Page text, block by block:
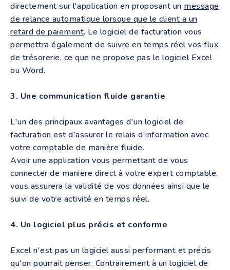
directement sur l'application en proposant un message
de relance automatique lorsque que le client a un
retard de paiement. Le logiciel de facturation vous
permettra également de suivre en temps réel vos flux
de trésorerie, ce que ne propose pas le logiciel Excel
ou Word.
3. Une communication fluide garantie
L'un des principaux avantages d'un logiciel de
facturation est d'assurer le relais d'information avec
votre comptable de manière fluide.
Avoir une application vous permettant de vous
connecter de manière direct à votre expert comptable,
vous assurera la validité de vos données ainsi que le
suivi de votre activité en temps réel.
4. Un logiciel plus précis et conforme
Excel n'est pas un logiciel aussi performant et précis
qu'on pourrait penser. Contrairement à un logiciel de